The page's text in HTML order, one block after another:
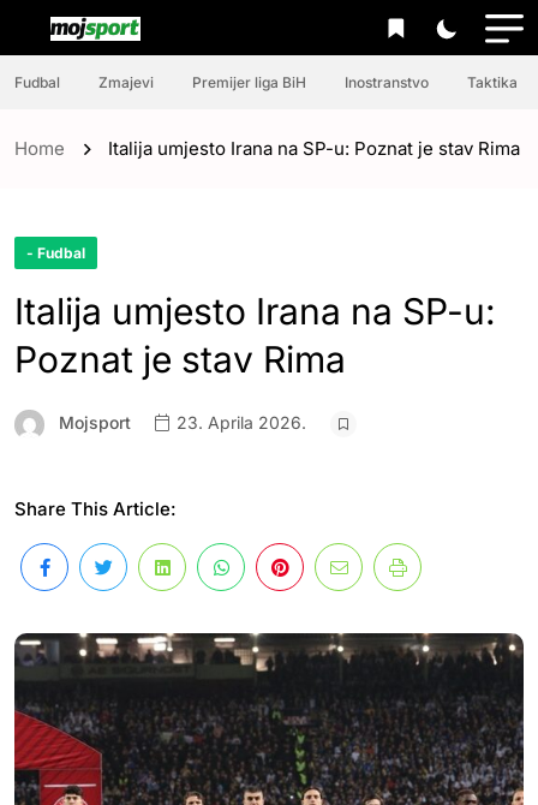
Fudbal Zmajevi Premijer liga BiH Inostranstvo Taktika
Home Italija umjesto Irana na SP-u: Poznat je stav Rima
- Fudbal
Italija umjesto Irana na SP-u:
Poznat je stav Rima
Mojsport 23. Aprila 2026.
Share This Article: